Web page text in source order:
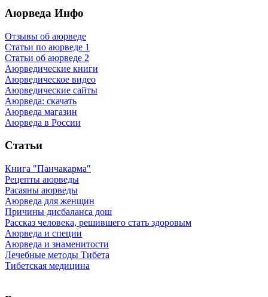
Аюрведа Инфо
Отзывы об аюрведе
Статьи по аюрведе 1
Статьи об аюрведе 2
Аюрведические книги
Аюрведическое видео
Аюрведические сайты
Аюрведа: скачать
Аюрведа магазин
Аюрведа в России
Статьи
Книга "Панчакарма"
Рецепты аюрведы
Расаяны аюрведы
Аюрведа для женщин
Причины дисбаланса дош
Рассказ человека, решившего стать здоровым
Аюрведа и специи
Аюрведа и знаменитости
Лечебные методы Тибета
Тибетская медицина